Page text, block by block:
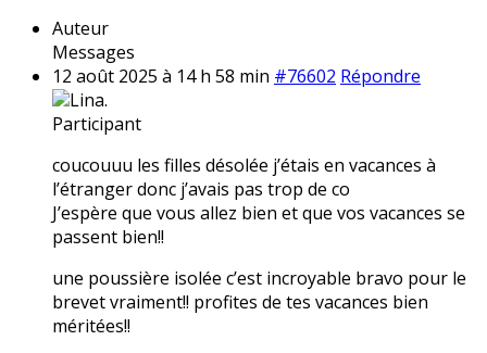
Auteur
Messages
12 août 2025 à 14 h 58 min #76602 Répondre
Lina.
Participant
coucouuu les filles désolée j’étais en vacances à
l’étranger donc j’avais pas trop de co
J’espère que vous allez bien et que vos vacances se
passent bien!!
une poussière isolée c’est incroyable bravo pour le
brevet vraiment!! profites de tes vacances bien
méritées!!